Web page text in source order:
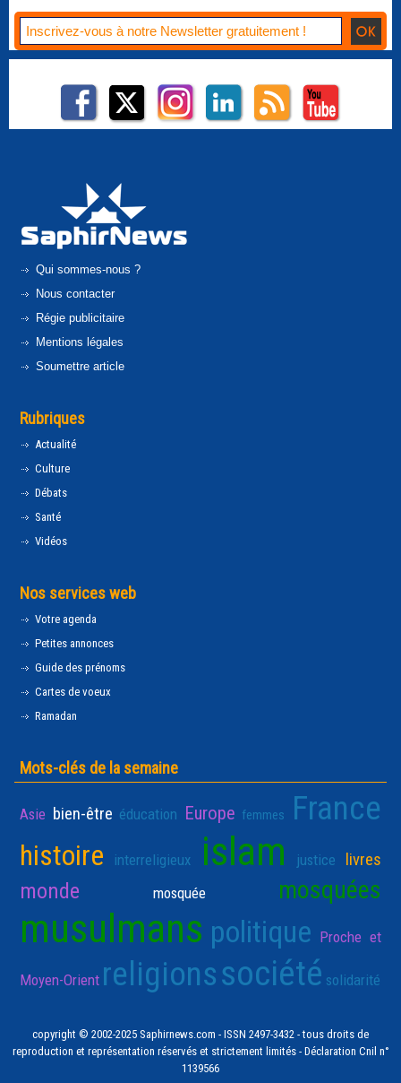
Qui sommes-nous ?
Nous contacter
Régie publicitaire
Mentions légales
Soumettre article
Rubriques
Actualité
Culture
Débats
Santé
Vidéos
Nos services web
Votre agenda
Petites annonces
Guide des prénoms
Cartes de voeux
Ramadan
Mots-clés de la semaine
Asie bien-être éducation Europe femmes France
histoire interreligieux islam justice livres
monde mosquée mosquées
musulmans politique Proche et
Moyen-Orient religionssociété solidarité
copyright © 2002-2025 Saphirnews.com - ISSN 2497-3432 - tous droits de
reproduction et représentation réservés et strictement limités - Déclaration Cnil n°
1139566